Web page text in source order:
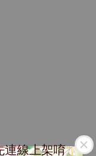
連線上架唷